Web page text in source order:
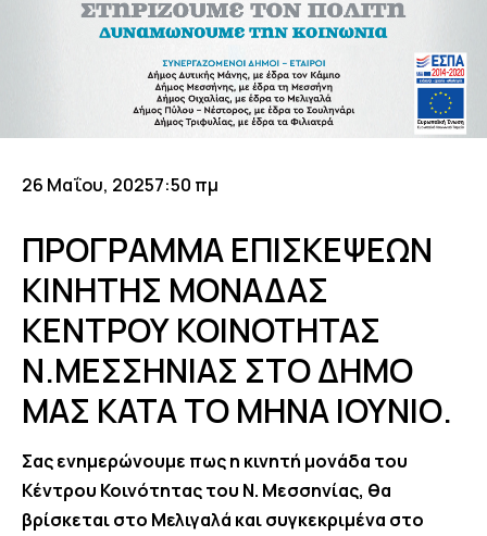
26 Μαΐου, 20257:50 πμ
ΠΡΟΓΡΑΜΜΑ ΕΠΙΣΚΕΨΕΩΝ
ΚΙΝΗΤΗΣ ΜΟΝΑΔΑΣ
ΚΕΝΤΡΟΥ ΚΟΙΝΟΤΗΤΑΣ
Ν.ΜΕΣΣΗΝΙΑΣ ΣΤΟ ΔΗΜΟ
ΜΑΣ ΚΑΤΑ ΤΟ ΜΗΝΑ ΙΟΥΝΙΟ.
Σας ενημερώνουμε πως η κινητή μονάδα του
Κέντρου Κοινότητας του Ν. Μεσσηνίας, θα
βρίσκεται στο Μελιγαλά και συγκεκριμένα στο